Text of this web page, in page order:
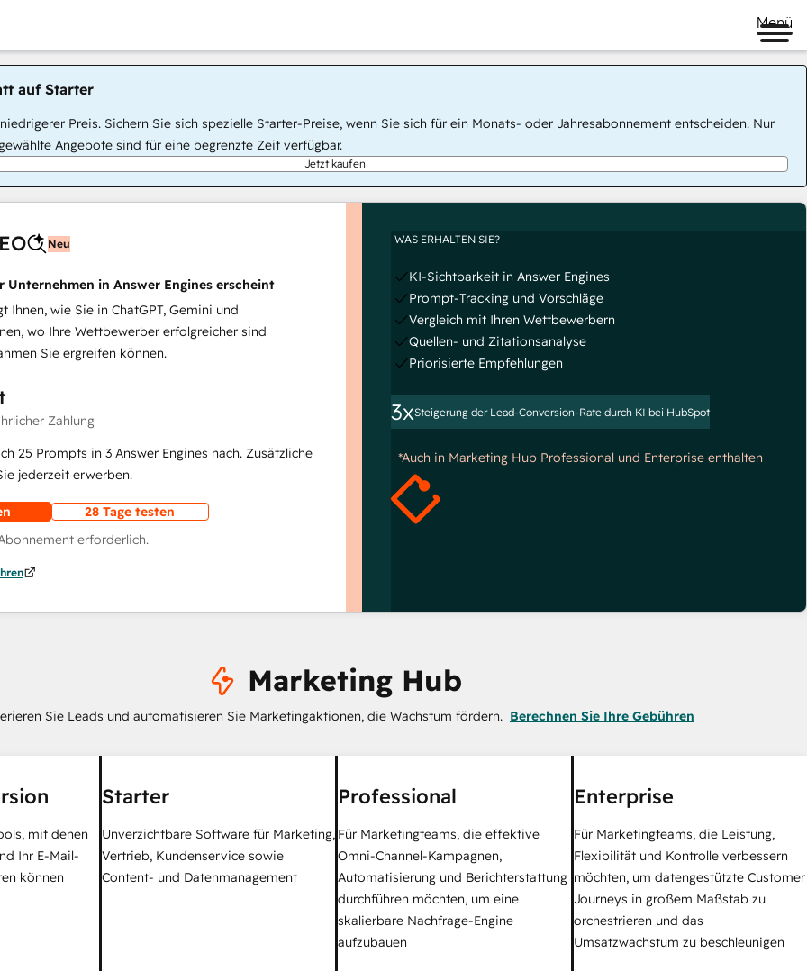
Menü
auf Starter
Preis. Sichern Sie sich spezielle Starter-Preise, wenn Sie sich für ein Monats- oder Jahresabonnement entscheiden. Nur
Angebote sind für eine begrenzte Zeit verfügbar.
Jetzt kaufen
Neu
Unternehmen in Answer Engines erscheint
Ihnen, wie Sie in ChatGPT, Gemini und
wo Ihre Wettbewerber erfolgreicher sind
Sie ergreifen können.
Zahlung
25 Prompts in 3 Answer Engines nach. Zusätzliche
jederzeit erwerben.
28 Tage testen
erforderlich.
WAS ERHALTEN SIE?
KI-Sichtbarkeit in Answer Engines
Prompt-Tracking und Vorschläge
Vergleich mit Ihren Wettbewerbern
Quellen- und Zitationsanalyse
Priorisierte Empfehlungen
3xSteigerung der Lead-Conversion-Rate durch KI bei HubSpot
*Auch in Marketing Hub Professional und Enterprise enthalten
Marketing Hub
Sie Leads und automatisieren Sie Marketingaktionen, die Wachstum fördern. Berechnen Sie Ihre Gebühren
mit denen
Ihr E-Mail-
können
Starter
Unverzichtbare Software für Marketing,
Vertrieb, Kundenservice sowie
Content- und Datenmanagement
Professional
Für Marketingteams, die effektive
Omni-Channel-Kampagnen,
Automatisierung und Berichterstattung
durchführen möchten, um eine
skalierbare Nachfrage-Engine
aufzubauen
Enterprise
Für Marketingteams, die Leistung,
Flexibilität und Kontrolle verbessern
möchten, um datengestützte Customer
Journeys in großem Maßstab zu
orchestrieren und das
Umsatzwachstum zu beschleunigen